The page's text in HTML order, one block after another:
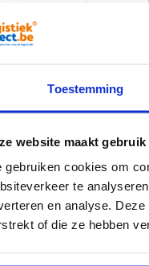
Toestemming
website maakt
gebruiken cookies om
te
en analyse.
of die ze hebben